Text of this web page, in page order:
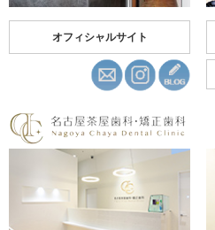
オフィシャルサイト